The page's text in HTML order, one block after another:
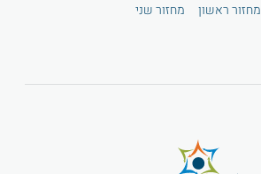
מחזור ראשון מחזור שני